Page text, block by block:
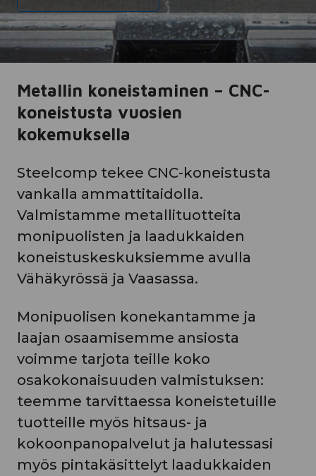
Metallin koneistaminen – CNC-
koneistusta vuosien
kokemuksella
Steelcomp tekee CNC-koneistusta
vankalla ammattitaidolla.
Valmistamme metallituotteita
monipuolisten ja laadukkaiden
koneistuskeskuksiemme avulla
Vähäkyrössä ja Vaasassa.
Monipuolisen konekantamme ja
laajan osaamisemme ansiosta
voimme tarjota teille koko
osakokonaisuuden valmistuksen:
teemme tarvittaessa koneistetuille
tuotteille myös hitsaus- ja
kokoonpanopalvelut ja halutessasi
myös pintakäsittelyt laadukkaiden